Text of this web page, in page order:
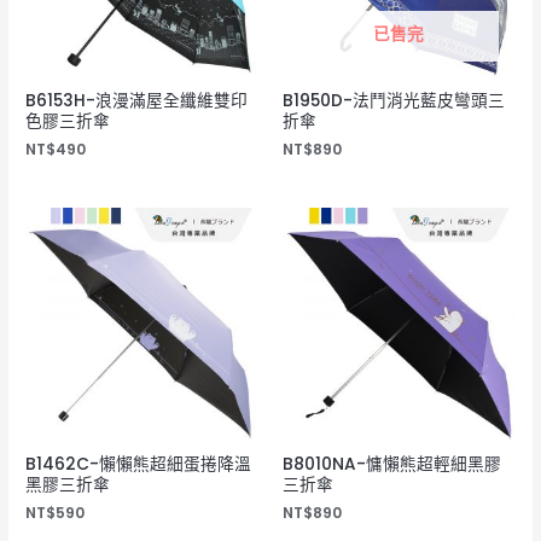
B6153H-浪漫滿屋全纖維雙印
色膠三折傘
NT$490
已售完
B1950D-法鬥消光藍皮彎頭三
折傘
NT$890
B1462C-懶懶熊超細蛋捲降溫
黑膠三折傘
NT$590
B8010NA-慵懶熊超輕細黑膠
三折傘
NT$890